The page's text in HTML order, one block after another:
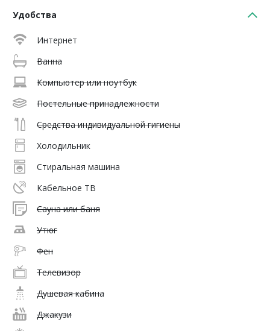
Удобства
Интернет
Ванна
Компьютер или ноутбук
Постельные принадлежности
Средства индивидуальной гигиены
Холодильник
Стиральная машина
Кабельное ТВ
Сауна или баня
Утюг
Фен
Телевизор
Душевая кабина
Джакузи